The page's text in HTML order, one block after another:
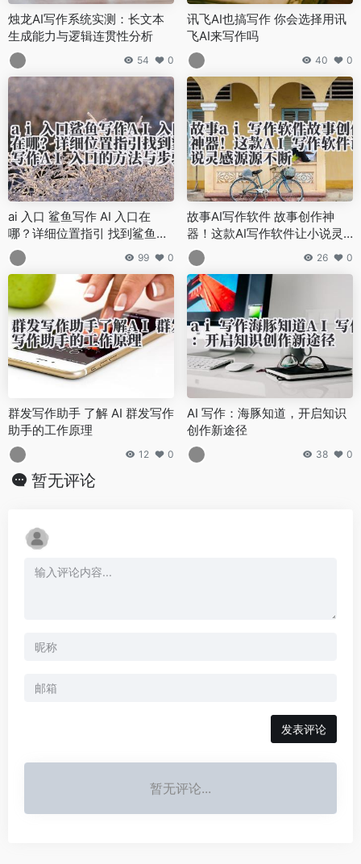
烛龙AI写作系统实测：长文本
生成能力与逻辑连贯性分析
54 0
讯飞AI也搞写作 你会选择用讯
飞AI来写作吗
40 0
ai 入口 鲨鱼写作 AI 入口在
哪？详细位置指引 找到鲨鱼写
作 AI 入口的方法与步骤
99 0
故事AI写作软件 故事创作神
器！这款AI写作软件让小说灵
感源源不断
26 0
群发写作助手 了解 AI 群发写作
助手的工作原理
12 0
AI 写作：海豚知道，开启知识
创作新途径
38 0
暂无评论
发表评论
暂无评论...